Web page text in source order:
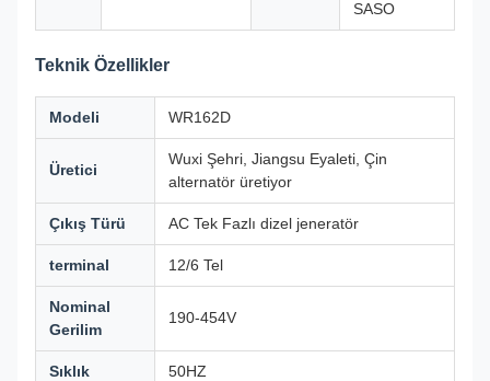
SASO
Teknik Özellikler
Modeli WR162D
Üretici
Wuxi Şehri, Jiangsu Eyaleti, Çin
alternatör üretiyor
Çıkış Türü AC Tek Fazlı dizel jeneratör
terminal 12/6 Tel
Nominal
Gerilim
190-454V
Sıklık 50HZ